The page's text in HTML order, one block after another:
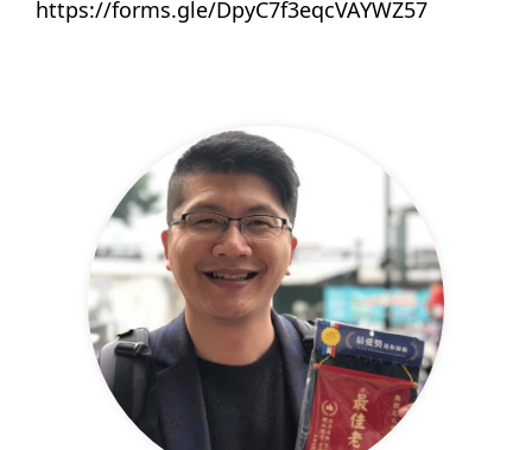
https://forms.gle/DpyC7f3eqcVAYWZ57